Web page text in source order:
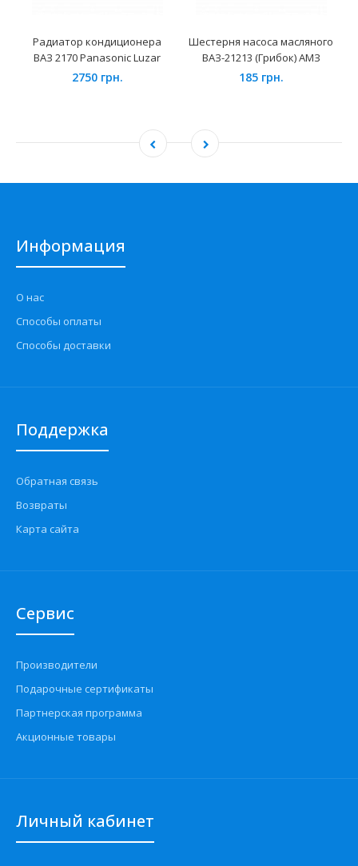
Радиатор кондиционера
ВАЗ 2170 Panasonic Luzar
2750 грн.
Шестерня насоса масляного
ВАЗ-21213 (Грибок) АМЗ
185 грн.
Информация
О нас
Способы оплаты
Способы доставки
Поддержка
Обратная связь
Возвраты
Карта сайта
Сервис
Производители
Подарочные сертификаты
Партнерская программа
Акционные товары
Личный кабинет